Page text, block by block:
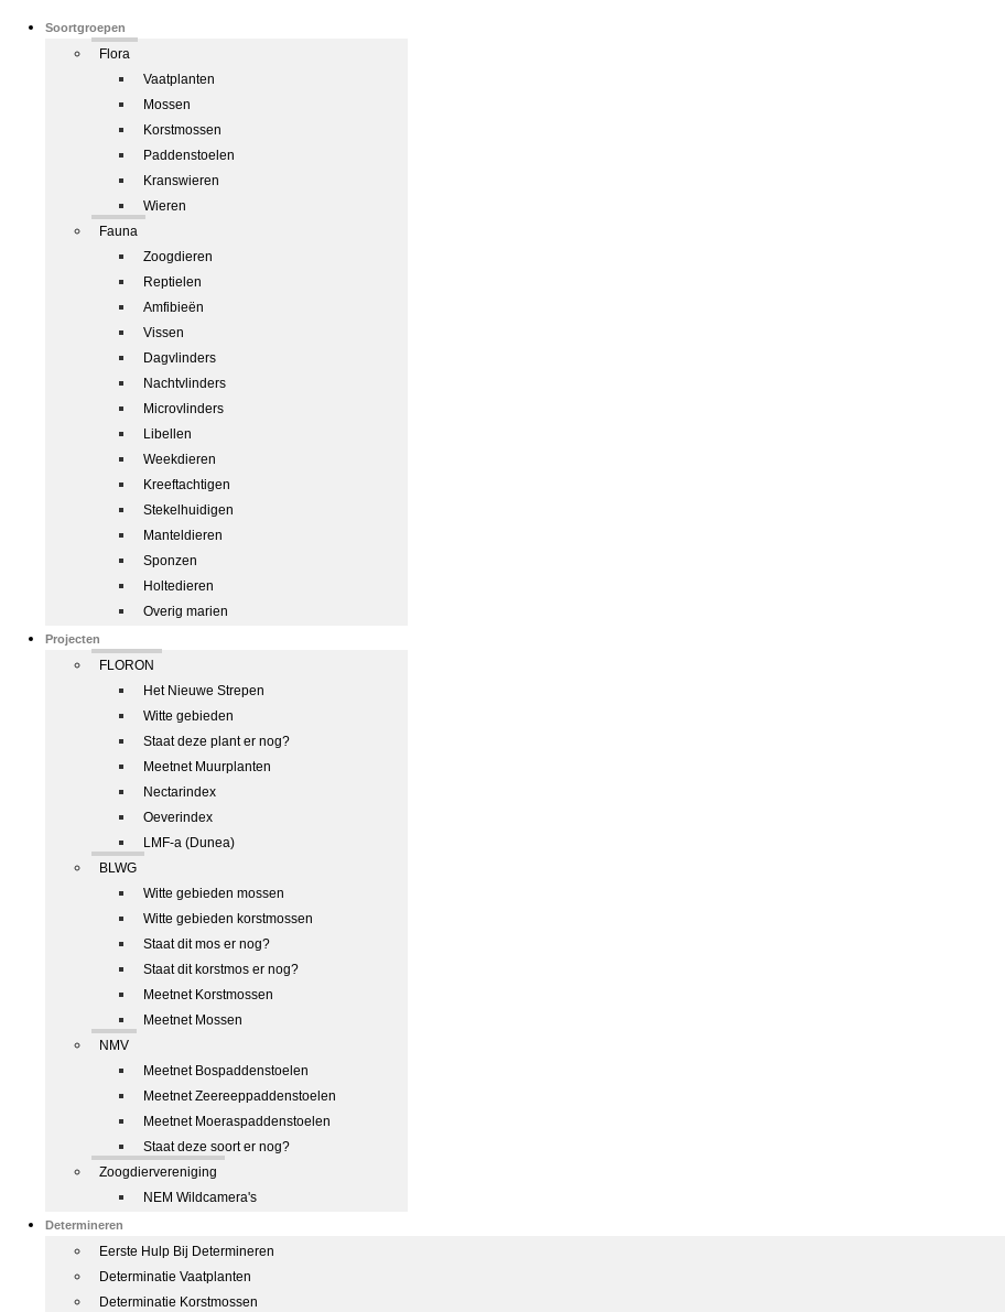
Soortgroepen
Flora
Vaatplanten
Mossen
Korstmossen
Paddenstoelen
Kranswieren
Wieren
Fauna
Zoogdieren
Reptielen
Amfibieën
Vissen
Dagvlinders
Nachtvlinders
Microvlinders
Libellen
Weekdieren
Kreeftachtigen
Stekelhuidigen
Manteldieren
Sponzen
Holtedieren
Overig marien
Projecten
FLORON
Het Nieuwe Strepen
Witte gebieden
Staat deze plant er nog?
Meetnet Muurplanten
Nectarindex
Oeverindex
LMF-a (Dunea)
BLWG
Witte gebieden mossen
Witte gebieden korstmossen
Staat dit mos er nog?
Staat dit korstmos er nog?
Meetnet Korstmossen
Meetnet Mossen
NMV
Meetnet Bospaddenstoelen
Meetnet Zeereeppaddenstoelen
Meetnet Moeraspaddenstoelen
Staat deze soort er nog?
Zoogdiervereniging
NEM Wildcamera's
Determineren
Eerste Hulp Bij Determineren
Determinatie Vaatplanten
Determinatie Korstmossen